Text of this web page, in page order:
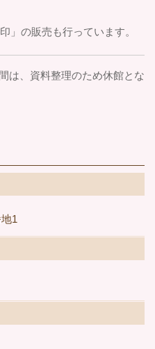
」の販売も行っています。
は、資料整理のため休館とな
1